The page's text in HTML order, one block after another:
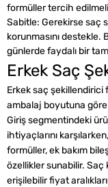
formüller tercih
Sabitle: Gerekirse saç
korunmasını destekle.
günlerde faydalı bir
Erkek Saç
Erkek saç şekillendirici
ambalaj boyutuna
Giriş segmentindeki
ihtiyaçlarını
formüller, ek bakım
özellikler sunabilir.
erişilebilir fiyat